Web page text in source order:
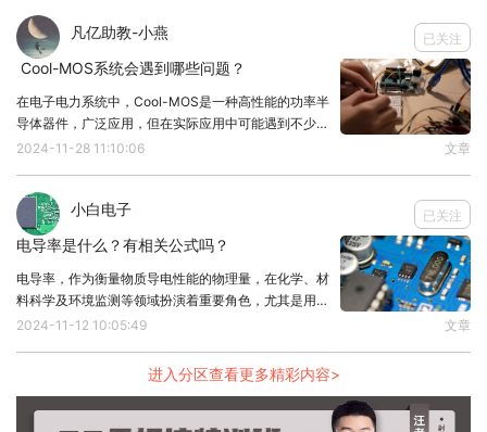
的简介及对比，希望对小伙伴们有所帮助
凡亿助教-小燕 已关注
​ Cool-MOS系统会遇到哪些问题？
在电子电力系统中，Cool-MOS是一种高性能的功率半
导体器件，广泛应用，但在实际应用中可能遇到不少问
题，影响到系统的稳定性和可靠性，所以盘点下Cool-
高频率开关过程中，可能会产生强
2024-11-28 11:10:06 文章
小白电子 已关注
电导率是什么？有相关公式吗？
电导率，作为衡量物质导电性能的物理量，在化学、材
料科学及环境监测等领域扮演着重要角色，尤其是用于
评估水的纯净度。本文将开课讲讲电导率，希望对小伙
为电阻率（ρ）的倒数，即σ = 1/ρ，它反映了
2024-11-12 10:05:49 文章
进入分区查看更多精彩内容>